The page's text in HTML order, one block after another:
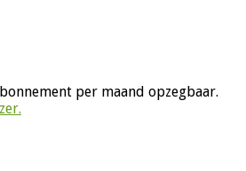
per maand opzegbaar.